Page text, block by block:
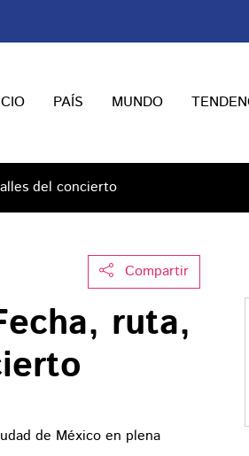
PAÍS MUNDO
del concierto
Compartir
ruta,
de México en plena